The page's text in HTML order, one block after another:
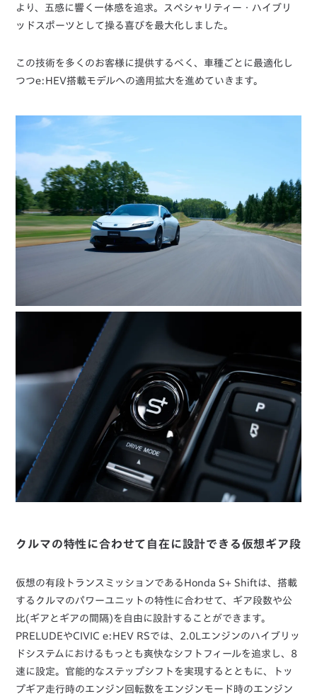
より、五感に響く一体感を追求。スペシャリティー・ハイブリ
ッドスポーツとして操る喜びを最大化しました。
この技術を多くのお客様に提供するべく、車種ごとに最適化し
つつe:HEV搭載モデルへの適用拡大を進めていきます。
クルマの特性に合わせて自在に設計できる仮想ギア段
仮想の有段トランスミッションであるHonda S+ Shiftは、搭載
するクルマのパワーユニットの特性に合わせて、ギア段数や公
比(ギアとギアの間隔)を自由に設計することができます。
PRELUDEやCIVIC e:HEV RSでは、2.0Lエンジンのハイブリッ
ドシステムにおけるもっとも爽快なシフトフィールを追求し、8
速に設定。官能的なステップシフトを実現するとともに、トッ
プギア走行時のエンジン回転数をエンジンモード時のエンジン